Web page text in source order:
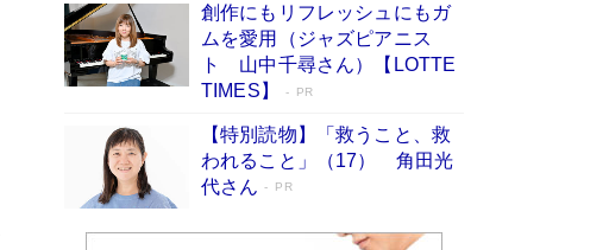
東野圭吾、伊坂幸太郎の人気シリーズ最新作どち
らも文庫化 映画化された直木賞受賞作もランク
イン［文庫ベストセラー］
Book Bang
創作にもリフレッシュにもガ
ムを愛用（ジャズピアニス
ト 山中千尋さん）【LOTTE
TIMES】
PR
【特別読物】「救うこと、救
われること」（17） 角田光
代さん
PR